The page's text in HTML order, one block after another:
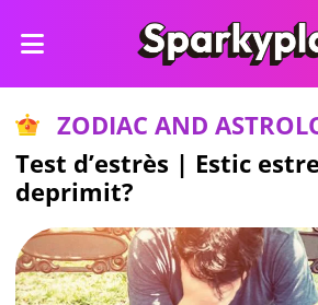
ZODIAC AND
Test d’estrès | Estic
deprimit?